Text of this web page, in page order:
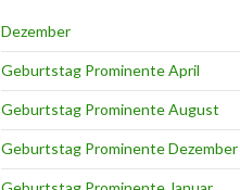
Dezember
Geburtstag Prominente April
Geburtstag Prominente August
Geburtstag Prominente Dezember